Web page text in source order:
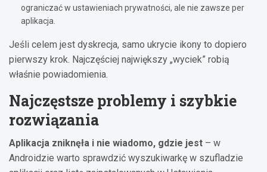
ograniczać w ustawieniach prywatności, ale nie zawsze per
aplikacja.
Jeśli celem jest dyskrecja, samo ukrycie ikony to dopiero
pierwszy krok. Najczęściej największy „wyciek” robią
właśnie powiadomienia.
Najczęstsze problemy i szybkie
rozwiązania
Aplikacja zniknęła i nie wiadomo, gdzie jest – w
Androidzie warto sprawdzić wyszukiwarkę w szufladzie